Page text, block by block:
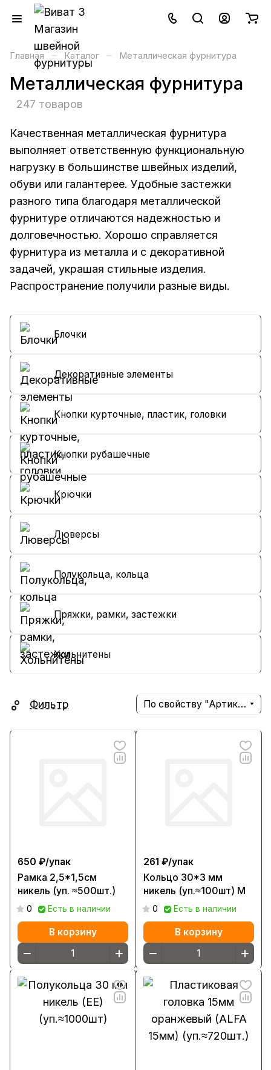
Главная – Каталог – Металлическая фурнитура
Металлическая фурнитура
247 товаров
Качественная металлическая фурнитура
выполняет ответственную функциональную
нагрузку в большинстве швейных изделий,
обуви или галантерее. Удобные застежки
разного типа благодаря металлической
фурнитуре отличаются надежностью и
долговечностью. Хорошо справляется
фурнитура из металла и с декоративной
задачей, украшая стильные изделия.
Распространение получили разные виды.
Блочки
Декоративные элементы
Кнопки курточные, пластик, головки
Кнопки рубашечные
Крючки
Люверсы
Полукольца, кольца
Пряжки, рамки, застежки
Хольнитены
Фильтр По свойству "Артикул" (убывание)
650 ₽/упак
Рамка 2,5*1,5см
никель (уп. ≈500шт.)
0 Есть в наличии
В корзину
261 ₽/упак
Кольцо 30*3 мм
никель (уп.≈100шт) М
0 Есть в наличии
В корзину